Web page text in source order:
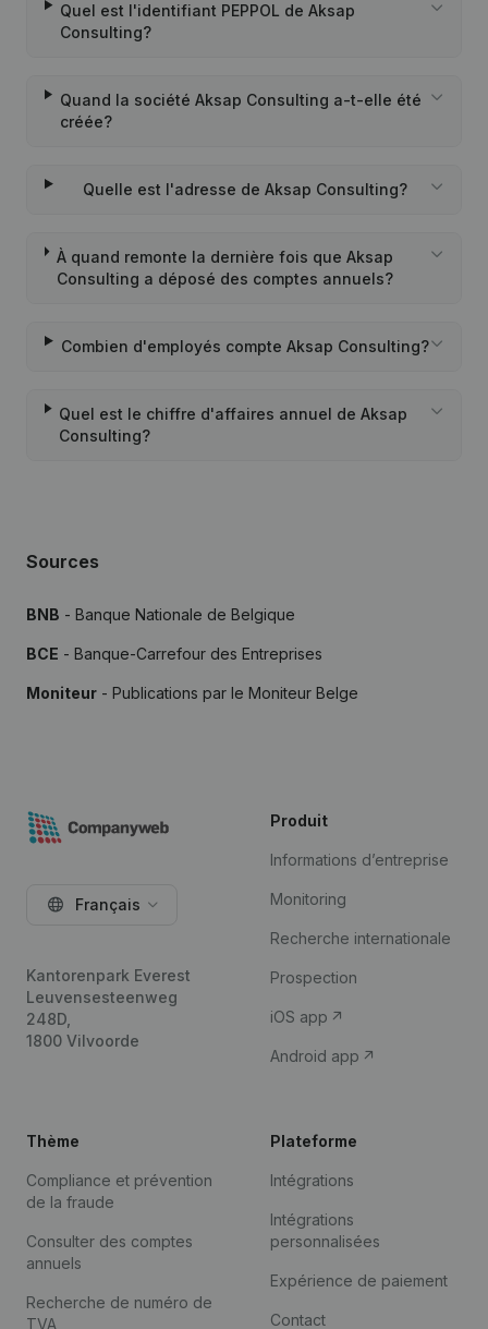
Quel est l'identifiant PEPPOL de Aksap
Consulting?
Quand la société Aksap Consulting a-t-elle été
créée?
Quelle est l'adresse de Aksap Consulting?
À quand remonte la dernière fois que Aksap
Consulting a déposé des comptes annuels?
Combien d'employés compte Aksap Consulting?
Quel est le chiffre d'affaires annuel de Aksap
Consulting?
Sources
BNB - Banque Nationale de Belgique
BCE - Banque-Carrefour des Entreprises
Moniteur - Publications par le Moniteur Belge
Français
Kantorenpark Everest
Leuvensesteenweg
248D,
1800 Vilvoorde
Produit
Informations d’entreprise
Monitoring
Recherche internationale
Prospection
iOS app
Android app
Thème
Compliance et prévention
de la fraude
Consulter des comptes
annuels
Recherche de numéro de
TVA
Plateforme
Intégrations
Intégrations
personnalisées
Expérience de paiement
Contact